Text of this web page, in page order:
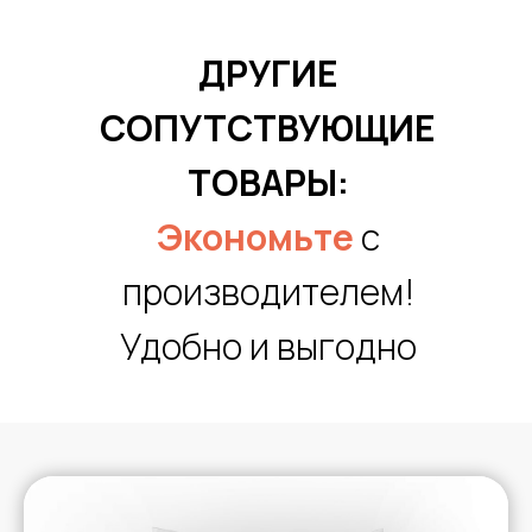
ДРУГИЕ
СОПУТСТВУЮЩИЕ
ТОВАРЫ:
Экономьтес
производителем!
Удобно и выгодно